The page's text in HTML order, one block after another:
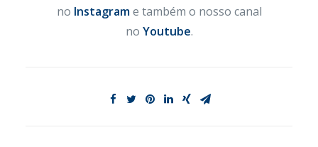
no Instagrame também o nosso canal
no Youtube.